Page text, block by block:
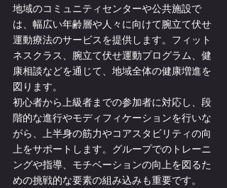
地域のコミュニティセンターや公共施設で
は、幅広い年齢層や人々に向けて腕立て伏せ
運動療法のサービスを提供します。フィット
ネスクラス、腕立て伏せ運動プログラム、健
康相談などを通じて、地域全体の健康増進を
図ります。
初心者から上級者までの参加者に対応し、段
階的な進行やモディフィケーションを行いな
がら、上半身の筋力やコアスタビリティの向
上をサポートします。グループでのトレーニ
ングや指導、モチベーションの向上を図るた
めの挑戦的な要素の組み込みも重要です。